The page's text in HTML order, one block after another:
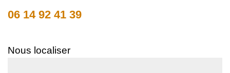
06 14 92 41 39
Nous localiser